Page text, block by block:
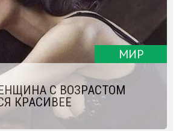
МИР
С ВОЗРАСТОМ
КРАСИВЕЕ